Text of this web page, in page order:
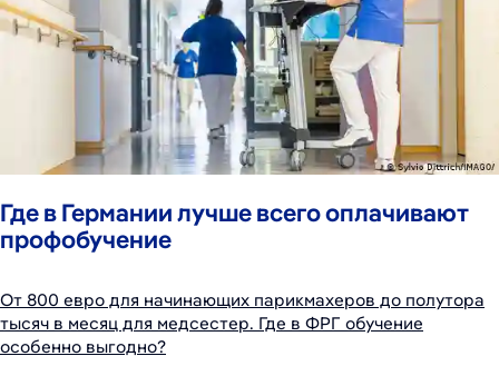
Где в Германии лучше всего оплачивают
профобучение
От 800 евро для начинающих парикмахеров до полутора
тысяч в месяц для медсестер. Где в ФРГ обучение
особенно выгодно?